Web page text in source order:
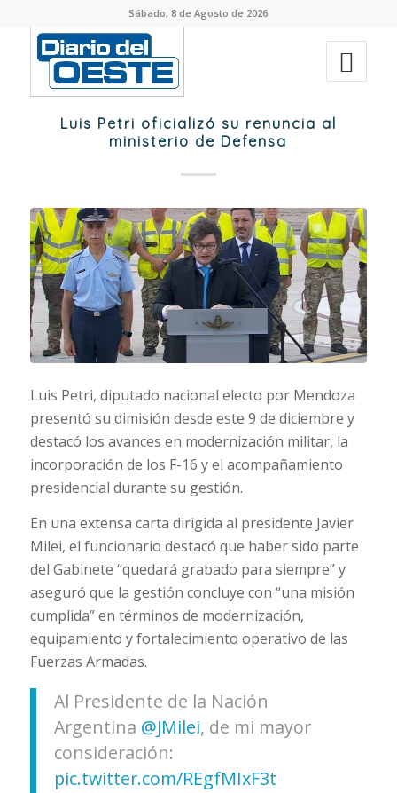
Sábado, 8 de Agosto de 2026
Luis Petri oficializó su renuncia al
ministerio de Defensa
Luis Petri, diputado nacional electo por Mendoza
presentó su dimisión desde este 9 de diciembre y
destacó los avances en modernización militar, la
incorporación de los F-16 y el acompañamiento
presidencial durante su gestión.
En una extensa carta dirigida al presidente Javier
Milei, el funcionario destacó que haber sido parte
del Gabinete “quedará grabado para siempre” y
aseguró que la gestión concluye con “una misión
cumplida” en términos de modernización,
equipamiento y fortalecimiento operativo de las
Fuerzas Armadas.
Al Presidente de la Nación
Argentina @JMilei, de mi mayor
consideración:
pic.twitter.com/REgfMIxF3t